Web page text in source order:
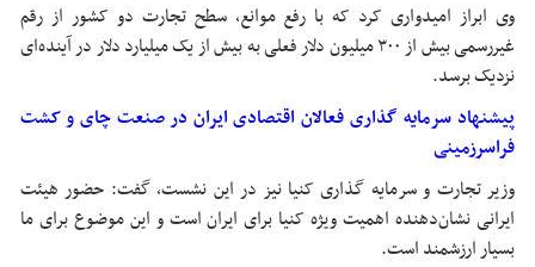
وی ابراز امیدواری کرد که با رفع موانع، سطح تجارت دو کشور از رقم
غیررسمی بیش از ۳۰۰ میلیون دلار فعلی به بیش از یک میلیارد دلار در آینده‌ای
نزدیک برسد.
پیشنهاد سرمایه گذاری فعالان اقتصادی ایران در صنعت چای و کشت
فراسرزمینی
وزیر تجارت و سرمایه گذاری کنیا نیز در این نشست، گفت: حضور هیئت
ایرانی نشان‌دهنده اهمیت ویژه کنیا برای ایران است و این موضوع برای ما
بسیار ارزشمند است.